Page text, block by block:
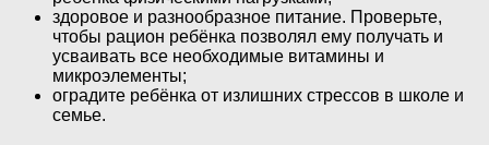
здоровое и разнообразное питание. Проверьте,
чтобы рацион ребёнка позволял ему получать и
усваивать все необходимые витамины и
микроэлементы;
оградите ребёнка от излишних стрессов в школе и
семье.